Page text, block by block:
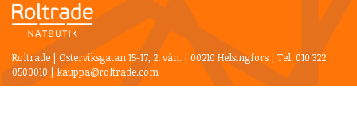
Roltrade | Österviksgatan 15-17, 2. vån. | 00210 Helsingfors | Tel. 010 322
0500010 | kauppa@roltrade.com